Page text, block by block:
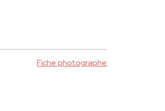
Fiche photographe